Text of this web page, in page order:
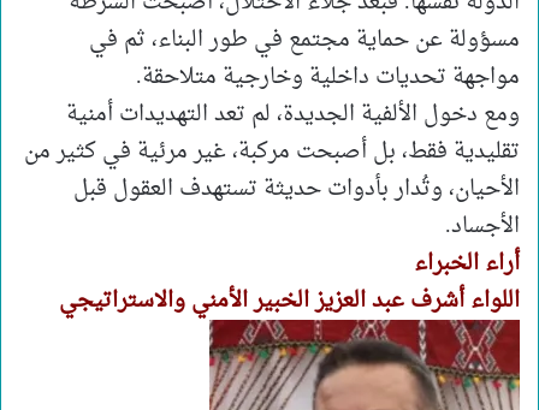
مسؤولة عن حماية مجتمع في طور البناء، ثم في
مواجهة تحديات داخلية وخارجية متلاحقة.
ومع دخول الألفية الجديدة، لم تعد التهديدات أمنية
تقليدية فقط، بل أصبحت مركبة، غير مرئية في كثير من
الأحيان، وتُدار بأدوات حديثة تستهدف العقول قبل
الأجساد.
أراء الخبراء
اللواء أشرف عبد العزيز الخبير الأمني والاستراتيجي